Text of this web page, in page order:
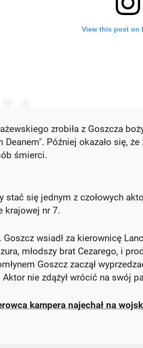
zrobiła z Goszcza
Później okazało się,
śmierci.
stać się jednym z czołowych
krajowej nr 7.
wsiadł za kierownicę
młodszy brat Cezarego, i
Goszcz zaczął
nie zdążył wrócić na swój
kampera najechał na